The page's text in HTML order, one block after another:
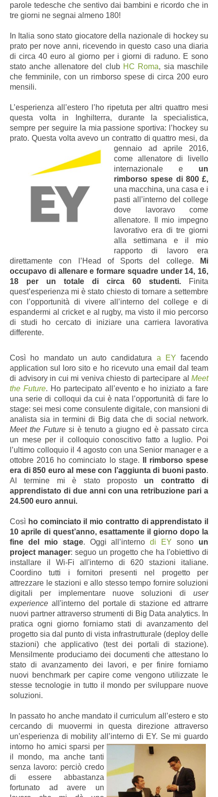
parole tedesche che sentivo dai bambini e ricordo che in
tre giorni ne segnai almeno 180!
In Italia sono stato giocatore della nazionale di hockey su
prato per nove anni, ricevendo in questo caso una diaria
di circa 40 euro al giorno per i giorni di raduno. E sono
stato anche allenatore del club HC Roma, sia maschile
che femminile, con un rimborso spese di circa 200 euro
mensili.
L’esperienza all’estero l’ho ripetuta per altri quattro mesi
questa volta in Inghilterra, durante la specialistica,
sempre per seguire la mia passione sportiva: l’hockey su
prato. Questa volta avevo un contratto di quattro mesi, da
gennaio ad aprile 2016,
come allenatore di livello
internazionale e un
rimborso spese di 800 £,
una macchina, una casa e i
pasti all’interno del college
dove lavoravo come
allenatore. Il mio impegno
lavorativo era di tre giorni
alla settimana e il mio
rapporto di lavoro era
direttamente con l’Head of Sports del college. Mi
occupavo di allenare e formare squadre under 14, 16,
18 per un totale di circa 60 studenti. Finita
quest’esperienza mi è stato chiesto di tornare a settembre
con l’opportunità di vivere all’interno del college e di
espandermi al cricket e al rugby, ma visto il mio percorso
di studi ho cercato di iniziare una carriera lavorativa
differente.
Così ho mandato un auto candidatura a EY facendo
application sul loro sito e ho ricevuto una email dal team
di advisory in cui mi veniva chiesto di partecipare al Meet
the Future. Ho partecipato all’evento e ho iniziato a fare
una serie di colloqui da cui è nata l’opportunità di fare lo
stage: sei mesi come consulente digitale, con mansioni di
analista sia in termini di Big data che di social network.
Meet the Futuresi è tenuto a giugno ed è passato circa
un mese per il colloquio conoscitivo fatto a luglio. Poi
l’ultimo colloquio il 4 agosto con una Senior manager e a
ottobre 2016 ho cominciato lo stage.
Il rimborso spese
era di 850 euro al mese con l’aggiunta di buoni pasto.
Al termine mi è stato propostoun contratto di
apprendistato di due anni con una retribuzione pari a
24.500 euro annui.
Così ho cominciato il mio contratto di apprendistato il
10 aprile di quest’anno, esattamente il giorno dopo la
fine del mio stage. Oggi all’internodi EY sono un
project manager: seguo un progetto che ha l'obiettivo di
installare il Wi-Fi all'interno di 620 stazioni italiane.
Coordino tutti i fornitori presenti nel progetto per
attrezzare le stazioni e allo stesso tempo fornire soluzioni
digitali per implementare nuove soluzioni di user
experience all'interno del portale di stazione ed attrarre
nuovi partner attraverso strumenti di Big Data analytics. In
pratica ogni giorno forniamo stati di avanzamento del
progetto sia dal punto di vista infrastrutturale (deploy delle
stazioni) che applicativo (test dei portali di stazione).
Mensilmente produciamo dei documenti che attestano lo
stato di avanzamento dei lavori, e per finire forniamo
nuovi benchmark per capire come vengono utilizzate le
stesse tecnologie in tutto il mondo per sviluppare nuove
soluzioni.
In passato ho anche mandato il curriculum all’estero e sto
cercando di muovermi in questa direzione attraverso
un’esperienza di mobility all’interno di EY. Se mi guardo
intorno ho amici sparsi per
il mondo, ma anche tanti
senza lavoro: perciò credo
di essere abbastanza
fortunato ad avere un